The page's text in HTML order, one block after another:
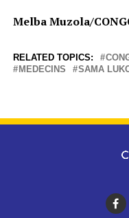
Melba Muzola/
RELATED TOPICS:
MEDECINS
SAMA